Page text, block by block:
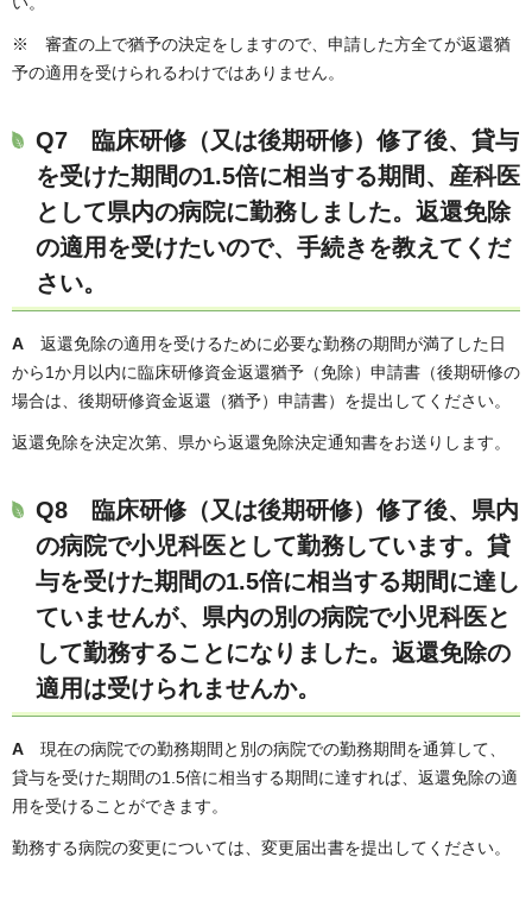
※ 審査の上で猶予の決定をしますので、申請した方全てが返還猶
予の適用を受けられるわけではありません。
Q7 臨床研修（又は後期研修）修了後、貸与
を受けた期間の1.5倍に相当する期間、産科医
として県内の病院に勤務しました。返還免除
の適用を受けたいので、手続きを教えてくだ
さい。
A 返還免除の適用を受けるために必要な勤務の期間が満了した日
から1か月以内に臨床研修資金返還猶予（免除）申請書（後期研修の
場合は、後期研修資金返還（猶予）申請書）を提出してください。
返還免除を決定次第、県から返還免除決定通知書をお送りします。
Q8 臨床研修（又は後期研修）修了後、県内
の病院で小児科医として勤務しています。貸
与を受けた期間の1.5倍に相当する期間に達し
ていませんが、県内の別の病院で小児科医と
して勤務することになりました。返還免除の
適用は受けられませんか。
A 現在の病院での勤務期間と別の病院での勤務期間を通算して、
貸与を受けた期間の1.5倍に相当する期間に達すれば、返還免除の適
用を受けることができます。
勤務する病院の変更については、変更届出書を提出してください。